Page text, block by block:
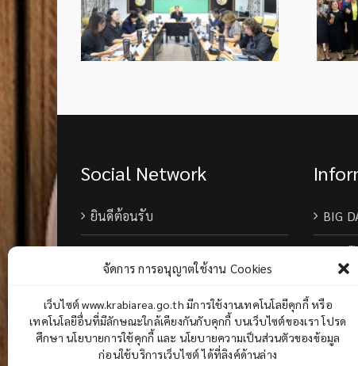
จัดการ การอนุญาตใช้งาน Cookies
เว็บไซต์ www.krabiarea.go.th มีการใช้งานเทคโนโลยีคุกกี้ หรือ
เทคโนโลยีอื่นที่มีลักษณะใกล้เคียงกันกับคุกกี้ บนเว็บไซต์ของเรา โปรด
ศึกษา นโยบายการใช้คุกกี้ และ นโยบายความเป็นส่วนตัวของข้อมูล
ก่อนใช้บริการเว็บไซต์ ได้ที่ลิงค์ด้านล่าง
เคลื่อน SLC และการบริหาร
จัดการสำนักงานเขตพื้นที่
การศึกษา
Social Network
ยินดีต้อนรับ BIG
เบอ